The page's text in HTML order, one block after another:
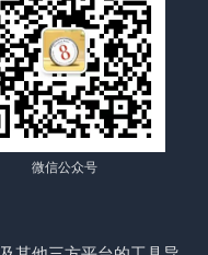
微信公众号